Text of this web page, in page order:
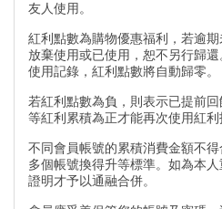
友人使用。
紅利點數為購物優惠福利，若逾
放棄使用或已使用，恕不另行歸
使用記錄，紅利點數將自動歸零。
若紅利點數為負，則表示已提前
等紅利累積為正才能再次使用紅利
不同會員帳號的累積消費金額不
多個帳號換得升等標準。如為本
證明才予以通融合併。